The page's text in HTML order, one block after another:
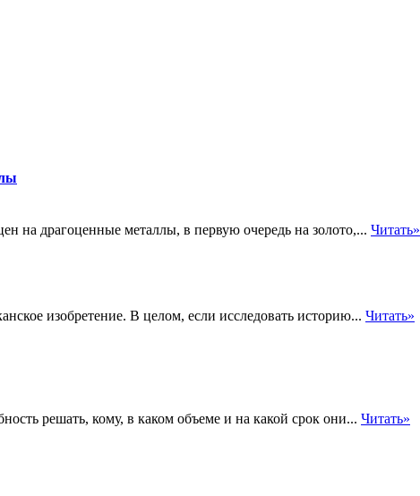
на драгоценные металлы, в первую очередь на золото,... Читать»
изобретение. В целом, если исследовать историю... Читать»
решать, кому, в каком объеме и на какой срок они... Читать»